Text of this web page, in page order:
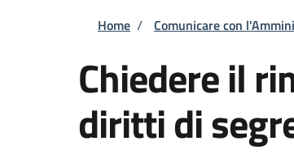
Briciole di
Home / Comunicare con
Chiedere il
diritti di